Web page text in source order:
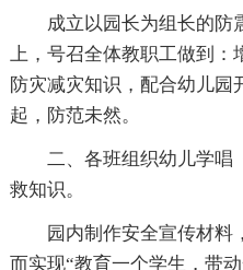
成立以园长为组长的防
上，号召全体教职工做到：
防灾减灾知识，配合幼儿园
起，防范未然。
二、各班组织幼儿学唱
救知识。
园内制作安全宣传材料
而实现“教育一个学生，带